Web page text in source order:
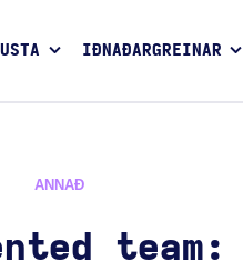
IÐNAÐARGREINAR
ANNAÐ